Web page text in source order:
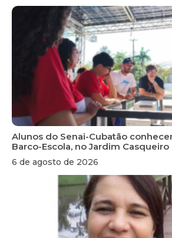
Alunos do Senai-Cubatão
Barco-Escola, no Jardim Casqueiro
6 de agosto de 2026